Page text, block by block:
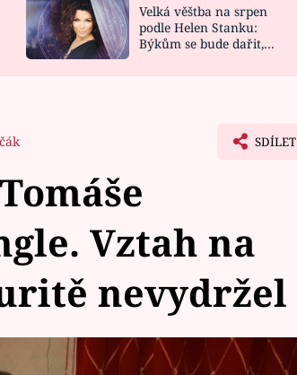
NOVINKY
VIDEORECEPTY
Velká věštba na srpen
podle Helen Stanku:
Býkům se bude dařit,
SDÍLET
Vztah na
nevydržel